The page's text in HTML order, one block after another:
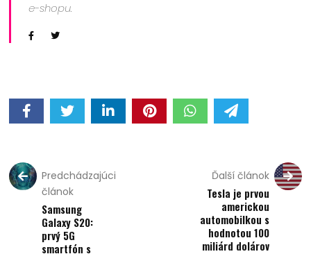
e-shopu.
Predchádzajúci
článok
Samsung
Galaxy S20:
prvý 5G
smartfón s
Ďalší článok
Tesla je prvou
americkou
automobilkou s
hodnotou 100
miliárd dolárov